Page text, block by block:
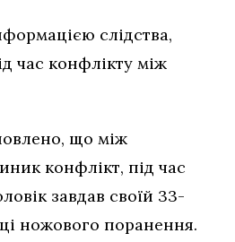
слідства,
час конфлікту між
що між
конфлікт, під час
завдав своїй 33-
ножового поранення.